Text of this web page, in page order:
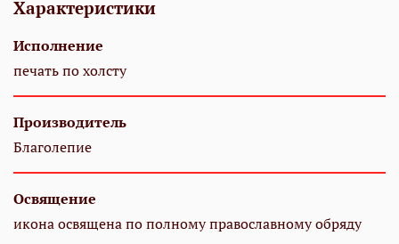
Характеристики
Исполнение
печать по холсту
Производитель
Благолепие
Освящение
икона освящена по полному православному обряду